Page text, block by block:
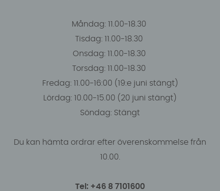
Måndag: 11.00-18.30
Tisdag: 11.00-18.30
Onsdag: 11.00-18.30
Torsdag: 11.00-18.30
Fredag: 11.00-16:00 (19:e juni stängt)
Lördag: 10.00-15.00 (20 juni stängt)
Söndag: Stängt
Du kan hämta ordrar efter överenskommelse från
10.00.
Tel: +46 8 7101600